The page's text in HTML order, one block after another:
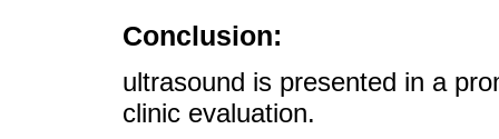
Conclusion:
ultrasound is presented in a
clinic evaluation.